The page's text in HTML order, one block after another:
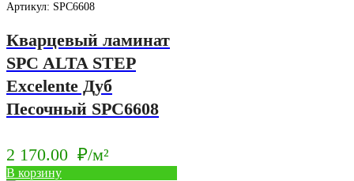
Артикул: SPC6608
Кварцевый ламинат
SPC ALTA STEP
Excelente Дуб
Песочный SPC6608
2 170.00 ₽/м²
В корзину